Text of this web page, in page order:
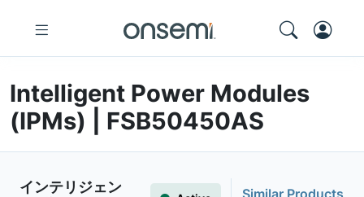
Intelligent Power Modules
(IPMs) | FSB50450AS
インテリジェン
Similar Products